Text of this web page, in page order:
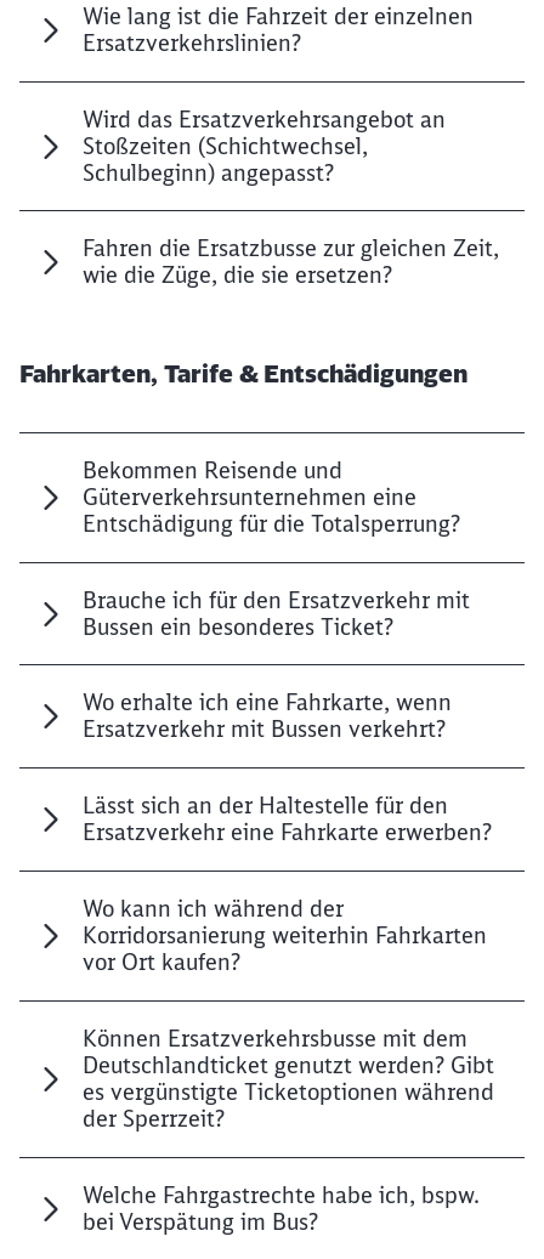
Wie lang ist die Fahrzeit der einzelnen
Ersatzverkehrslinien?
Wird das Ersatzverkehrsangebot an
Stoßzeiten (Schichtwechsel,
Schulbeginn) angepasst?
Fahren die Ersatzbusse zur gleichen Zeit,
wie die Züge, die sie ersetzen?
Fahrkarten, Tarife & Entschädigungen
Bekommen Reisende und
Güterverkehrsunternehmen eine
Entschädigung für die Totalsperrung?
Brauche ich für den Ersatzverkehr mit
Bussen ein besonderes Ticket?
Wo erhalte ich eine Fahrkarte, wenn
Ersatzverkehr mit Bussen verkehrt?
Lässt sich an der Haltestelle für den
Ersatzverkehr eine Fahrkarte erwerben?
Wo kann ich während der
Korridorsanierung weiterhin Fahrkarten
vor Ort kaufen?
Können Ersatzverkehrsbusse mit dem
Deutschlandticket genutzt werden? Gibt
es vergünstigte Ticketoptionen während
der Sperrzeit?
Welche Fahrgastrechte habe ich, bspw.
bei Verspätung im Bus?